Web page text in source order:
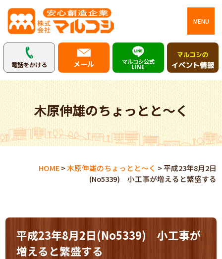
MENU
電話をかける メール マルコシ公式
LINE
木原伸雄のちょっとと～く
HOME>木原伸雄のちょっとと～く >平成23年8月2日
(No5339) 小工事が増えると繁盛する
平成23年8月2日(No5339) 小工事が
増えると繁盛する